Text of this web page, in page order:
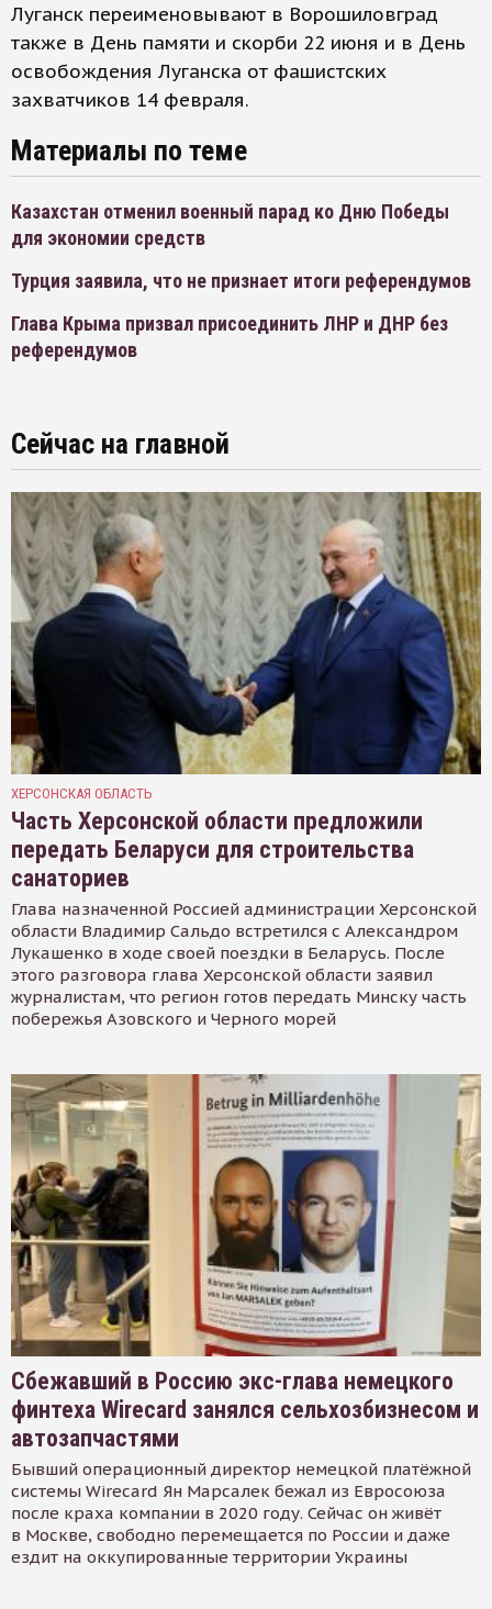
Луганск переименовывают в Ворошиловград
также в День памяти и скорби 22 июня и в День
освобождения Луганска от фашистских
захватчиков 14 февраля.
Материалы по теме
Казахстан отменил военный парад ко Дню Победы
для экономии средств
Турция заявила, что не признает итоги референдумов
Глава Крыма призвал присоединить ЛНР и ДНР без
референдумов
Сейчас на главной
ХЕРСОНСКАЯ ОБЛАСТЬ
Часть Херсонской области предложили
передать Беларуси для строительства
санаториев
Глава назначенной Россией администрации Херсонской
области Владимир Сальдо встретился с Александром
Лукашенко в ходе своей поездки в Беларусь. После
этого разговора глава Херсонской области заявил
журналистам, что регион готов передать Минску часть
побережья Азовского и Черного морей
Сбежавший в Россию экс-глава немецкого
финтеха Wirecard занялся сельхозбизнесом и
автозапчастями
Бывший операционный директор немецкой платёжной
системы Wirecard Ян Марсалек бежал из Евросоюза
после краха компании в 2020 году. Сейчас он живёт
в Москве, свободно перемещается по России и даже
ездит на оккупированные территории Украины